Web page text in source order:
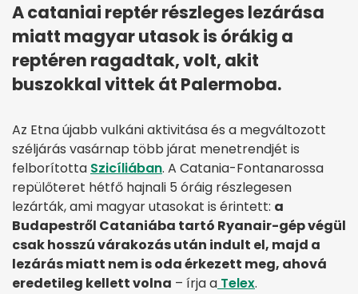
A cataniai reptér részleges lezárása
miatt magyar utasok is órákig a
reptéren ragadtak, volt, akit
buszokkal vittek át Palermoba.
Az Etna újabb vulkáni aktivitása és a megváltozott
széljárás vasárnap több járat menetrendjét is
felborította Szicíliában. A Catania-Fontanarossa
repülőteret hétfő hajnali 5 óráig részlegesen
lezárták, ami magyar utasokat is érintett: a
Budapestről Cataniába tartó Ryanair-gép végül
csak hosszú várakozás után indult el, majd a
lezárás miatt nem is oda érkezett meg, ahová
eredetileg kellett volna – írja a Telex.